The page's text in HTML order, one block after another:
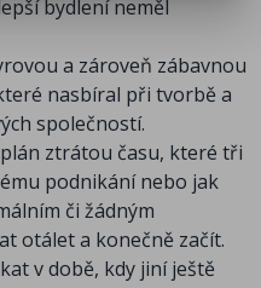
bydlení neměl
a zároveň zábavnou
nasbíral při tvorbě a
společností.
ztrátou času, které tři
podnikání nebo jak
či žádným
otálet a konečně začít.
v době, kdy jiní ještě